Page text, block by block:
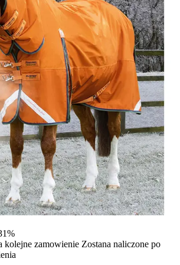
kolejne zamowienie Zostana naliczone po